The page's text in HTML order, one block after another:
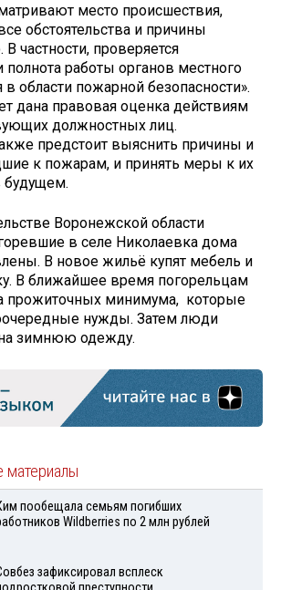
место происшествия,
обстоятельства и причины
частности, проверяется
полнота работы органов местного
области пожарной безопасности».
дана правовая оценка действиям
должностных лиц.
предстоит выяснить причины и
к пожарам, и принять меры к их
в будущем.
Воронежской области
в селе Николаевка дома
В новое жильё купят мебель и
В ближайшее время погорельцам
прожиточных минимума, которые
нужды. Затем люди
на зимнюю одежду.
пообещала семьям погибших
Wildberries по 2 млн рублей
зафиксировал всплеск